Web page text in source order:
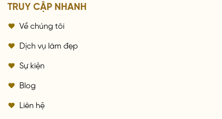
TRUY CẬP NHANH
Về chúng tôi
Dịch vụ làm đẹp
Sự kiện
Blog
Liên hệ